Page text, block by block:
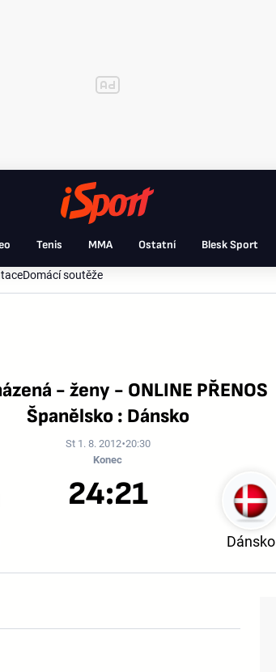
Tenis MMA Ostatní Blesk Sport
Domácí soutěže
- ženy - ONLINE PŘENOS
Španělsko : Dánsko
St 1. 8. 2012 20:30
Konec
Dánsko
24:21